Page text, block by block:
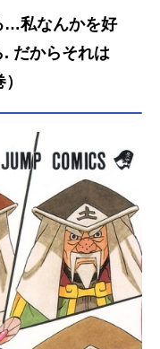
…私なんかを好
だからそれは